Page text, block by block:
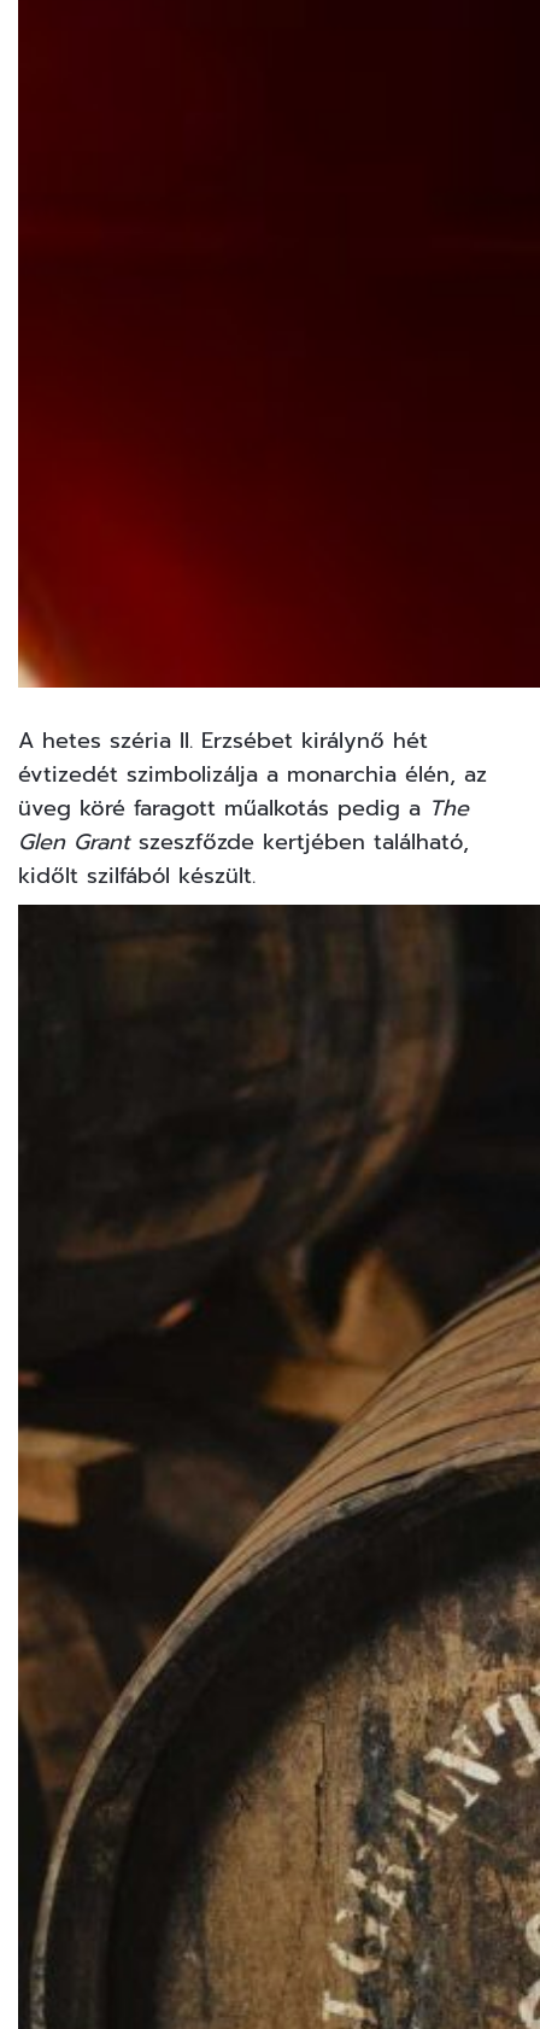
A hetes széria II. Erzsébet királynő hét
évtizedét szimbolizálja a monarchia élén, az
üveg köré faragott műalkotás pedig a The
Glen Grantszeszfőzde kertjében található,
kidőlt szilfából készült.